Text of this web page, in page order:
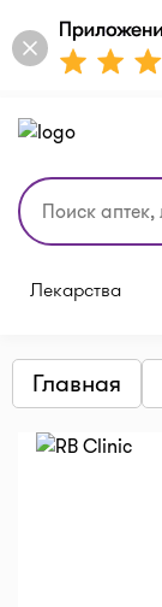
Лекарства
Главная